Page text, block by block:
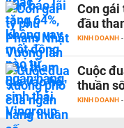
Con gái
đầu
KINH DOANH -
Cuộc
thuần
KINH DOANH -